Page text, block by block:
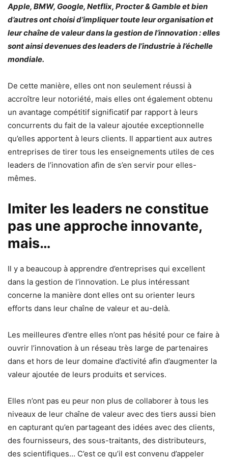
Apple, BMW, Google, Netflix, Procter & Gamble et bien
d’autres ont choisi d’impliquer toute leur organisation et
leur chaîne de valeur dans la gestion de l’innovation : elles
sont ainsi devenues des leaders de l’industrie à l’échelle
mondiale.
De cette manière, elles ont non seulement réussi à
accroître leur notoriété, mais elles ont également obtenu
un avantage compétitif significatif par rapport à leurs
concurrents du fait de la valeur ajoutée exceptionnelle
qu’elles apportent à leurs clients. Il appartient aux autres
entreprises de tirer tous les enseignements utiles de ces
leaders de l’innovation afin de s’en servir pour elles-
mêmes.
Imiter les leaders ne constitue
pas une approche innovante,
mais…
Il y a beaucoup à apprendre d’entreprises qui excellent
dans la gestion de l’innovation. Le plus intéressant
concerne la manière dont elles ont su orienter leurs
efforts dans leur chaîne de valeur et au-delà.
Les meilleures d’entre elles n’ont pas hésité pour ce faire à
ouvrir l’innovation à un réseau très large de partenaires
dans et hors de leur domaine d’activité afin d’augmenter la
valeur ajoutée de leurs produits et services.
Elles n’ont pas eu peur non plus de collaborer à tous les
niveaux de leur chaîne de valeur avec des tiers aussi bien
en capturant qu’en partageant des idées avec des clients,
des fournisseurs, des sous-traitants, des distributeurs,
des scientifiques… C’est ce qu’il est convenu d’appeler